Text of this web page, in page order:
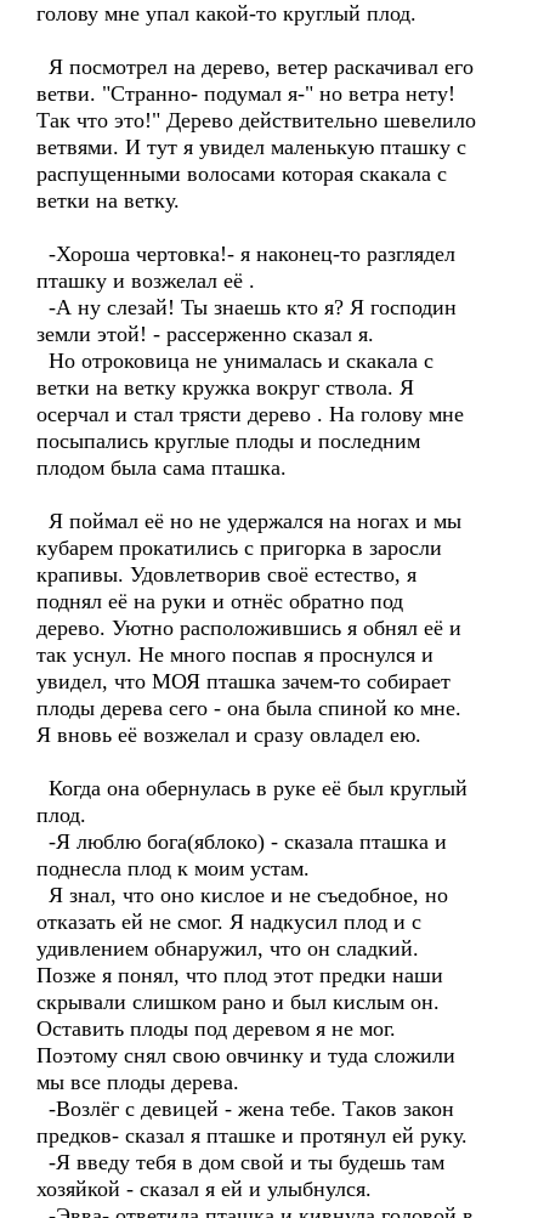
голову мне упал какой-то круглый плод.
Я посмотрел на дерево, ветер раскачивал его
ветви. "Странно- подумал я-" но ветра нету!
Так что это!" Дерево действительно шевелило
ветвями. И тут я увидел маленькую пташку с
распущенными волосами которая скакала с
ветки на ветку.
-Хороша чертовка!- я наконец-то разглядел
пташку и возжелал её .
-А ну слезай! Ты знаешь кто я? Я господин
земли этой! - рассерженно сказал я.
Но отроковица не унималась и скакала с
ветки на ветку кружка вокруг ствола. Я
осерчал и стал трясти дерево . На голову мне
посыпались круглые плоды и последним
плодом была сама пташка.
Я поймал её но не удержался на ногах и мы
кубарем прокатились с пригорка в заросли
крапивы. Удовлетворив своё естество, я
поднял её на руки и отнёс обратно под
дерево. Уютно расположившись я обнял её и
так уснул. Не много поспав я проснулся и
увидел, что МОЯ пташка зачем-то собирает
плоды дерева сего - она была спиной ко мне.
Я вновь её возжелал и сразу овладел ею.
Когда она обернулась в руке её был круглый
плод.
-Я люблю бога(яблоко) - сказала пташка и
поднесла плод к моим устам.
Я знал, что оно кислое и не съедобное, но
отказать ей не смог. Я надкусил плод и с
удивлением обнаружил, что он сладкий.
Позже я понял, что плод этот предки наши
скрывали слишком рано и был кислым он.
Оставить плоды под деревом я не мог.
Поэтому снял свою овчинку и туда сложили
мы все плоды дерева.
-Возлёг с девицей - жена тебе. Таков закон
предков- сказал я пташке и протянул ей руку.
-Я введу тебя в дом свой и ты будешь там
хозяйкой - сказал я ей и улыбнулся.